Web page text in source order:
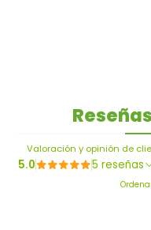
Valoración y opinión de
5.0 5 reseñas